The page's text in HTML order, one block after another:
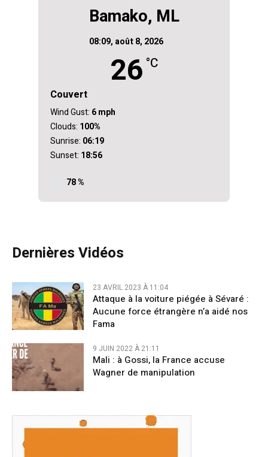
Bamako, ML
08:09, août 8, 2026
26°C
Couvert
78 %
Wind Gust: 6 mph
Clouds: 100%
Sunrise: 06:19
Sunset: 18:56
Dernières Vidéos
23 AVRIL 2023 À 11:04
Attaque à la voiture piégée à Sévaré :
Aucune force étrangère n’a aidé nos
Fama
9 JUIN 2022 À 21:11
Mali : à Gossi, la France accuse
Wagner de manipulation